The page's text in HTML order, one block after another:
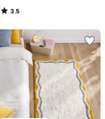
3.5
/